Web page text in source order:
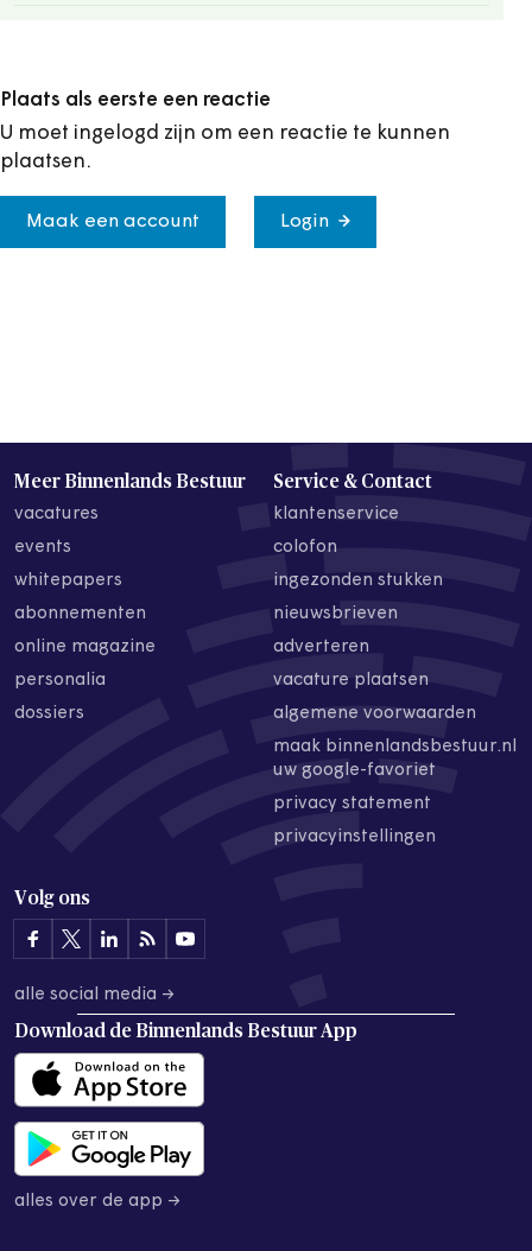
Plaats als eerste een reactie
U moet ingelogd zijn om een reactie te kunnen
plaatsen.
Maak een account Login
Meer Binnenlands Bestuur
vacatures
events
whitepapers
abonnementen
online magazine
personalia
dossiers
Service & Contact
klantenservice
colofon
ingezonden stukken
nieuwsbrieven
adverteren
vacature plaatsen
algemene voorwaarden
maak binnenlandsbestuur.nl
uw google-favoriet
privacy statement
privacyinstellingen
Volg ons
alle social media →
Download de Binnenlands Bestuur App
alles over de app →